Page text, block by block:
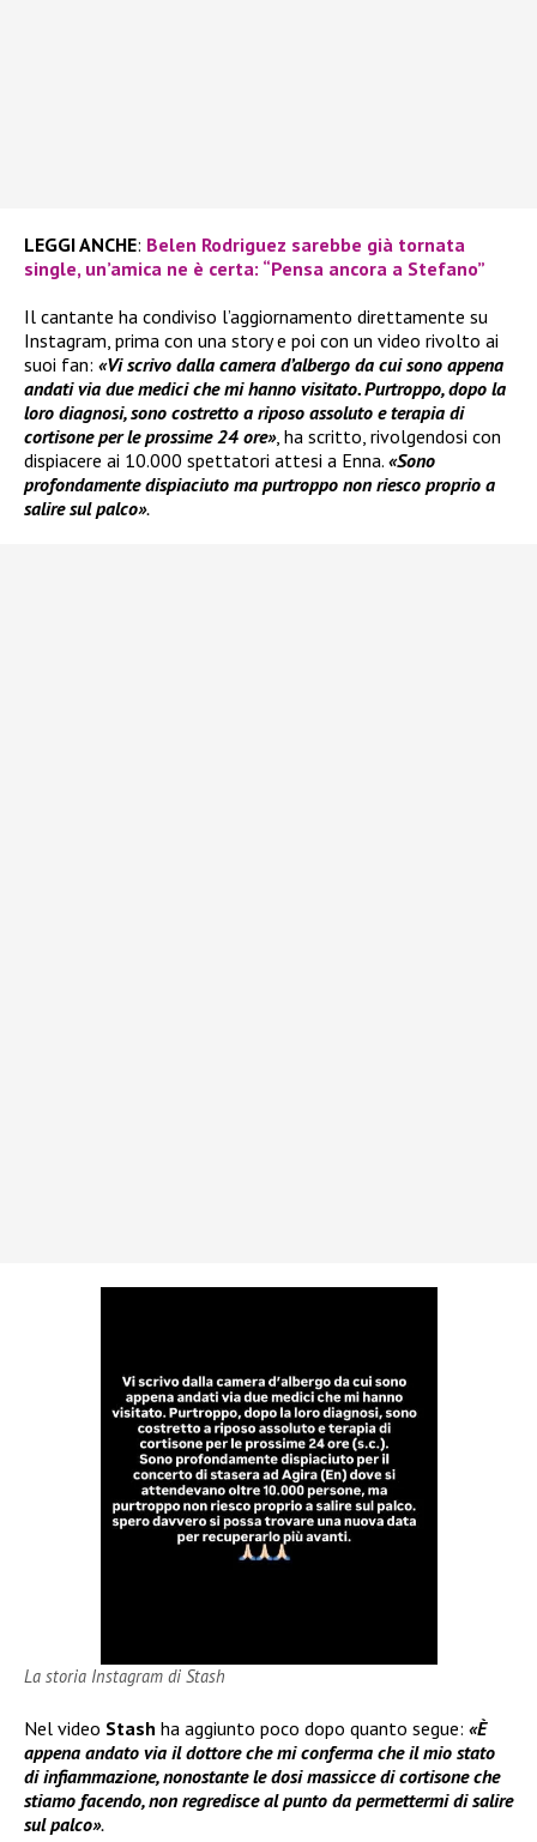
LEGGI ANCHE: Belen Rodriguez sarebbe già tornata
single, un’amica ne è certa: “Pensa ancora a Stefano”
Il cantante ha condiviso l’aggiornamento direttamente su
Instagram, prima con una story e poi con un video rivolto ai
suoi fan: «Vi scrivo dalla camera d’albergo da cui sono appena
andati via due medici che mi hanno visitato. Purtroppo, dopo la
loro diagnosi, sono costretto a riposo assoluto e terapia di
cortisone per le prossime 24 ore», ha scritto, rivolgendosi con
dispiacere ai 10.000 spettatori attesi a Enna. «Sono
profondamente dispiaciuto ma purtroppo non riesco proprio a
salire sul palco».
La storia Instagram di Stash
Nel video Stash ha aggiunto poco dopo quanto segue: «È
appena andato via il dottore che mi conferma che il mio stato
di infiammazione, nonostante le dosi massicce di cortisone che
stiamo facendo, non regredisce al punto da permettermi di salire
sul palco».